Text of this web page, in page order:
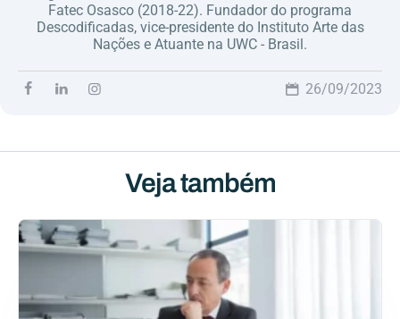
Fatec Osasco (2018-22). Fundador do programa
Descodificadas, vice-presidente do Instituto Arte das
Nações e Atuante na UWC - Brasil.
26/09/2023
Veja também